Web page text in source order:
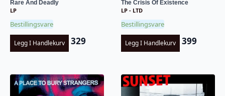
Rare And Deadly
LP
Bestillingsvare
Legg I Handlekurv 329
The Crisis Of Existence
LP - LTD
Bestillingsvare
Legg I Handlekurv 399